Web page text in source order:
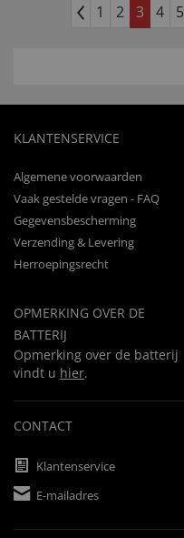
1 2 3 4 5
KLANTENSERVICE
Algemene voorwaarden
Vaak gestelde vragen - FAQ
Gegevensbescherming
Verzending & Levering
Herroepingsrecht
OPMERKING OVER DE
BATTERIJ
Opmerking over de batterij
vindt u hier.
CONTACT
Klantenservice
E-mailadres